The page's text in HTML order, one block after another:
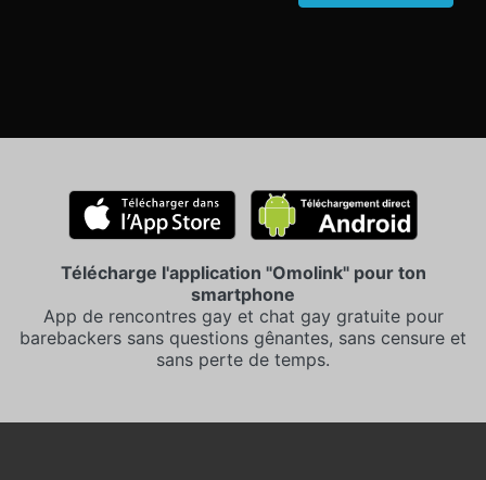
Télécharge l'application "Omolink" pour ton
smartphone
App de rencontres gay et chat gay gratuite pour
barebackers sans questions gênantes, sans censure et
sans perte de temps.